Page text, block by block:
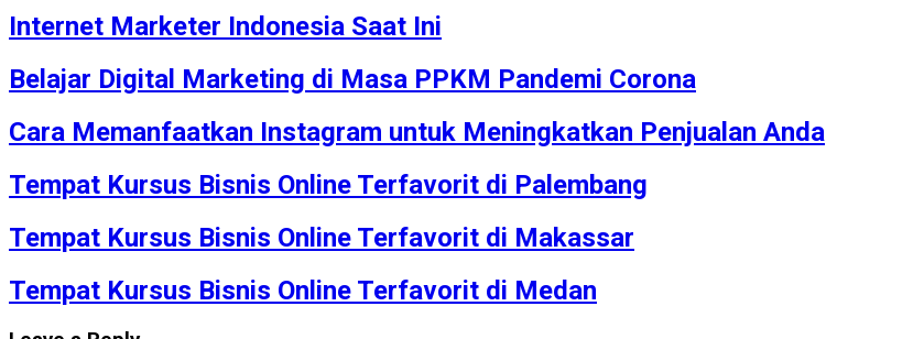
Internet Marketer Indonesia Saat Ini
Belajar Digital Marketing di Masa PPKM Pandemi Corona
Cara Memanfaatkan Instagram untuk Meningkatkan Penjualan Anda
Tempat Kursus Bisnis Online Terfavorit di Palembang
Tempat Kursus Bisnis Online Terfavorit di Makassar
Tempat Kursus Bisnis Online Terfavorit di Medan